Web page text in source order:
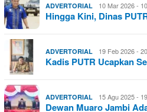
ADVERTORIAL 10 Mar 2026 -
Hingga Kini, Dinas
ADVERTORIAL 19 Feb 2026 -
Kadis PUTR Ucapkan
ADVERTORIAL 15 Agu 2025 -
Dewan Muaro Jambi